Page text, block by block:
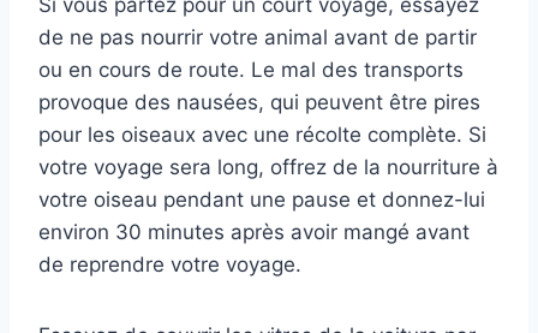
Si vous partez pour un court voyage, essayez
de ne pas nourrir votre animal avant de partir
ou en cours de route. Le mal des transports
provoque des nausées, qui peuvent être pires
pour les oiseaux avec une récolte complète. Si
votre voyage sera long, offrez de la nourriture à
votre oiseau pendant une pause et donnez-lui
environ 30 minutes après avoir mangé avant
de reprendre votre voyage.